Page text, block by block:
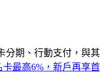
分期、行動支付，與
卡最高6%，新戶再享